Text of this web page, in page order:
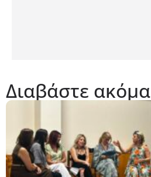
Διαβάστε ακόμα